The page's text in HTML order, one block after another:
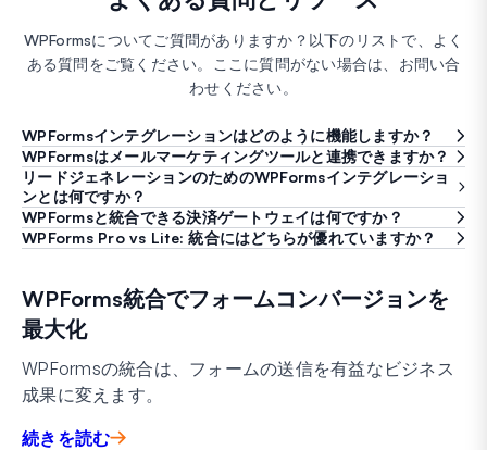
WPFormsについてご質問がありますか？以下のリストで、よく
ある質問をご覧ください。ここに質問がない場合は、お問い合
わせください。
WPFormsインテグレーションはどのように機能しますか？
WPFormsはメールマーケティングツールと連携できますか？
リードジェネレーションのためのWPFormsインテグレーショ
ンとは何ですか？
WPFormsと統合できる決済ゲートウェイは何ですか？
WPForms Pro vs Lite: 統合にはどちらが優れていますか？
WPForms統合でフォームコンバージョンを
最大化
WPFormsの統合は、フォームの送信を有益なビジネス
成果に変えます。
続きを読む